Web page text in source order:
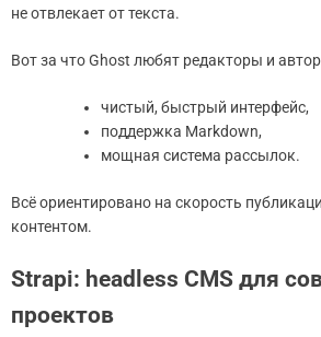
не отвлекает от текста.
Вот за что Ghost любят редакторы и
чистый, быстрый интерфейс,
поддержка Markdown,
мощная система рассылок.
Всё ориентировано на скорость
контентом.
Strapi: headless CMS для
проектов